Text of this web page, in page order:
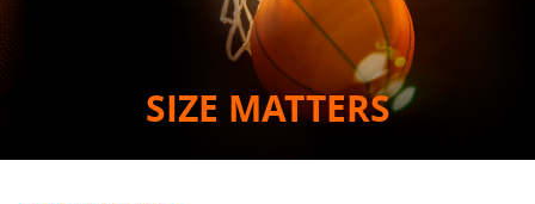
SIZE MATTERS